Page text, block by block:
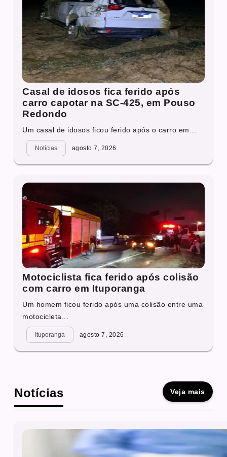
Casal de idosos fica ferido após
carro capotar na SC-425, em Pouso
Redondo
Um casal de idosos ficou ferido após o carro em...
Notícias agosto 7, 2026
Motociclista fica ferido após colisão
com carro em Ituporanga
Um homem ficou ferido após uma colisão entre uma
motocicleta...
Ituporanga agosto 7, 2026
Notícias Veja mais